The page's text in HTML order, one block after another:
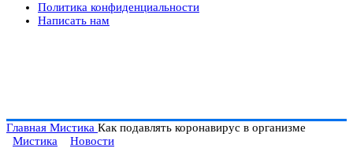
Политика конфиденциальности
Написать нам
Главная Мистика Как подавлять коронавирус в организме
Мистика
Новости